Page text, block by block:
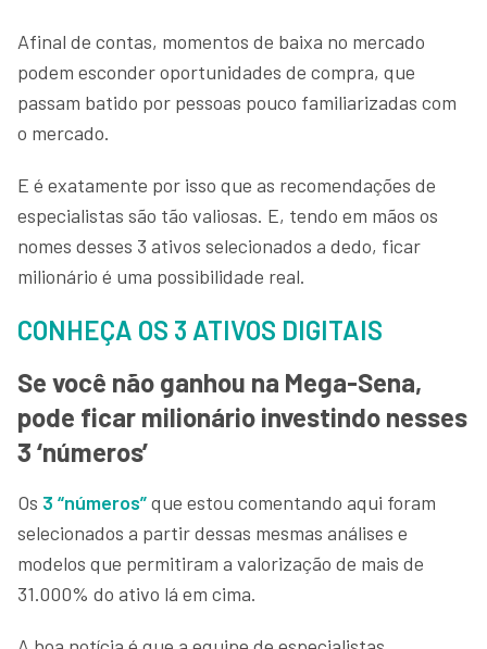
Afinal de contas, momentos de baixa no mercado
podem esconder oportunidades de compra, que
passam batido por pessoas pouco familiarizadas com
o mercado.
E é exatamente por isso que as recomendações de
especialistas são tão valiosas. E, tendo em mãos os
nomes desses 3 ativos selecionados a dedo, ficar
milionário é uma possibilidade real.
CONHEÇA OS 3 ATIVOS DIGITAIS
Se você não ganhou na Mega-Sena,
pode ficar milionário investindo nesses
3 ‘números’
Os 3 “números”que estou comentando aqui foram
selecionados a partir dessas mesmas análises e
modelos que permitiram a valorização de mais de
31.000% do ativo lá em cima.